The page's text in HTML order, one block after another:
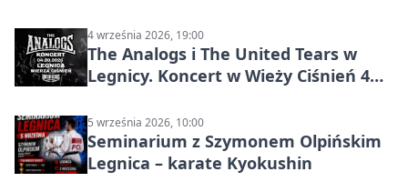
4 września 2026, 19:00
The Analogs i The United Tears w
Legnicy. Koncert w Wieży Ciśnień 4
5 września 2026, 10:00
Seminarium z Szymonem Olpińskim
Legnica – karate Kyokushin